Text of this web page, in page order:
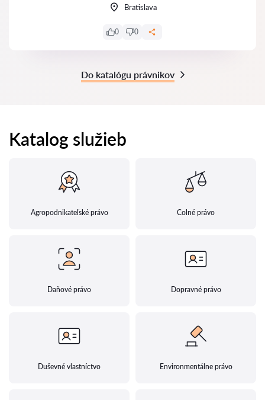
Bratislava
0 0
Do katalógu právnikov
Katalog služieb
Agropodnikateľské právo Colné právo
Daňové právo Dopravné právo
Duševné vlastníctvo Environmentálne právo